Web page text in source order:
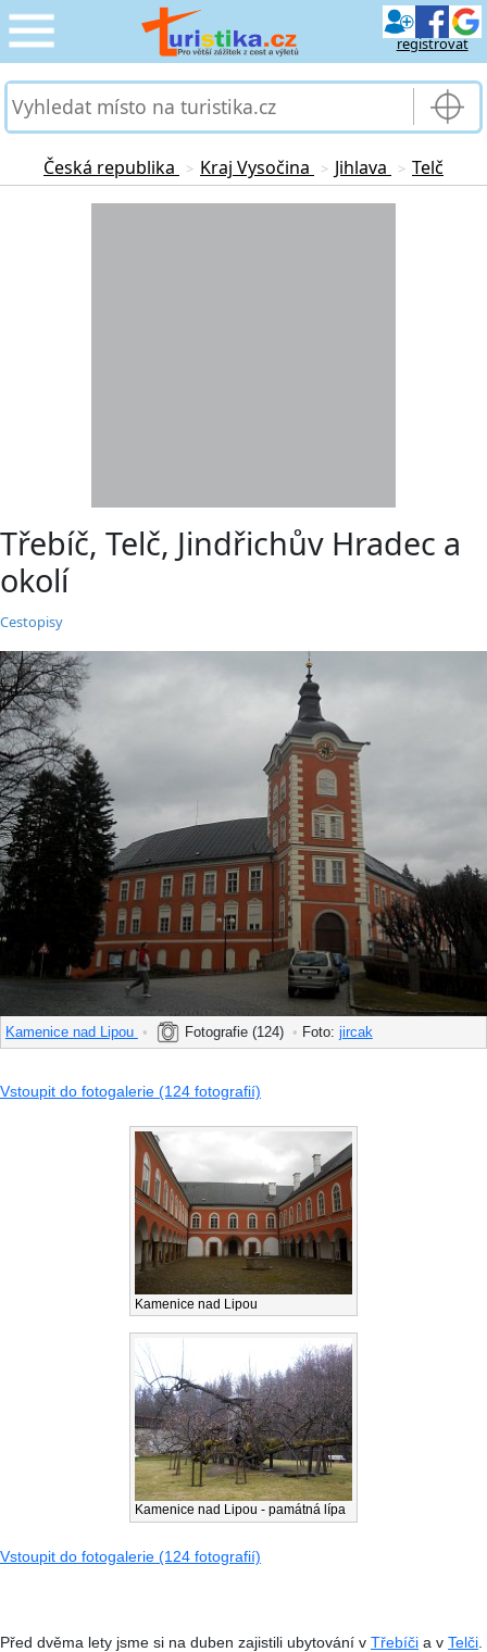
registrovat
CESTOVÁNÍ
SLUŽBY & DOPRAVA
PRO TURISTY
Česká republika > Kraj Vysočina > Jihlava > Telč
Třebíč, Telč, Jindřichův Hradec a
okolí
Cestopisy
Kamenice nad Lipou • Fotografie (124) • Foto: jircak
Vstoupit do fotogalerie (124 fotografií)
Kamenice nad Lipou
Kamenice nad Lipou - památná lípa
Vstoupit do fotogalerie (124 fotografií)
Před dvěma lety jsme si na duben zajistili ubytování v Třebíči a v Telči